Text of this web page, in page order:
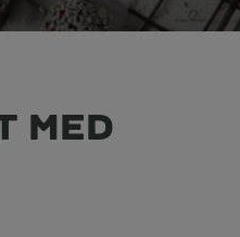
MED